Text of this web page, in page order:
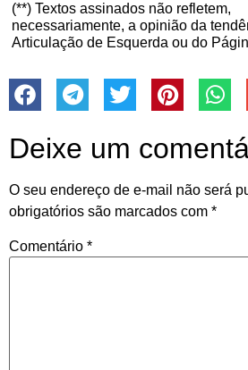
(**) Textos assinados não refletem,
necessariamente, a opinião da
Articulação de Esquerda ou do
Deixe um
O seu endereço de e-mail não será
obrigatórios são marcados com *
Comentário *